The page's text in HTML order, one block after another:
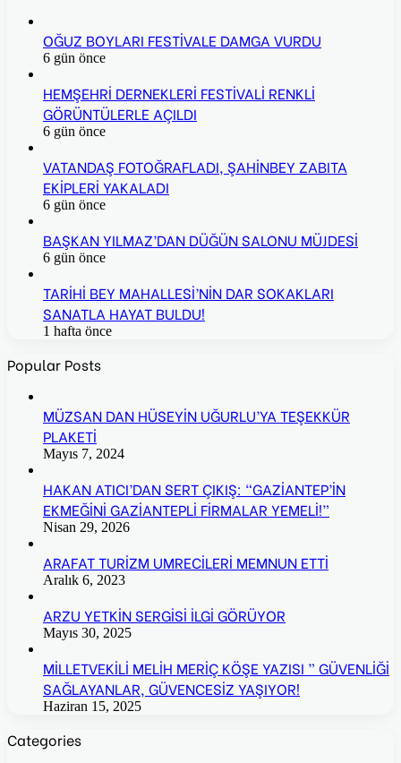
OĞUZ BOYLARI FESTİVALE DAMGA VURDU
6 gün önce
HEMŞEHRİ DERNEKLERİ FESTİVALİ RENKLİ
GÖRÜNTÜLERLE AÇILDI
6 gün önce
VATANDAŞ FOTOĞRAFLADI, ŞAHİNBEY ZABITA
EKİPLERİ YAKALADI
6 gün önce
BAŞKAN YILMAZ’DAN DÜĞÜN SALONU MÜJDESİ
6 gün önce
TARİHİ BEY MAHALLESİ’NİN DAR SOKAKLARI
SANATLA HAYAT BULDU!
1 hafta önce
Popular Posts
MÜZSAN DAN HÜSEYİN UĞURLU’YA TEŞEKKÜR
PLAKETİ
Mayıs 7, 2024
HAKAN ATICI’DAN SERT ÇIKIŞ: “GAZİANTEP’İN
EKMEĞİNİ GAZİANTEPLİ FİRMALAR YEMELİ!”
Nisan 29, 2026
ARAFAT TURİZM UMRECİLERİ MEMNUN ETTİ
Aralık 6, 2023
ARZU YETKİN SERGİSİ İLGİ GÖRÜYOR
Mayıs 30, 2025
MİLLETVEKİLİ MELİH MERİÇ KÖŞE YAZISI ” GÜVENLİĞİ
SAĞLAYANLAR, GÜVENCESİZ YAŞIYOR!
Haziran 15, 2025
Categories